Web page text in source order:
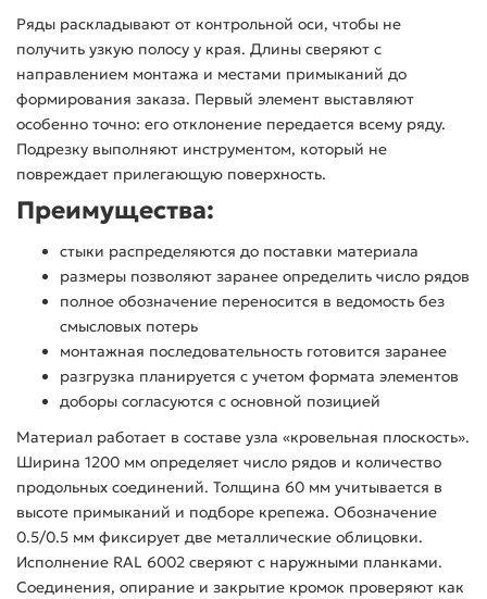
Ряды раскладывают от контрольной оси, чтобы не
получить узкую полосу у края. Длины сверяют с
направлением монтажа и местами примыканий до
формирования заказа. Первый элемент выставляют
особенно точно: его отклонение передается всему ряду.
Подрезку выполняют инструментом, который не
повреждает прилегающую поверхность.
Преимущества:
стыки распределяются до поставки материала
размеры позволяют заранее определить число рядов
полное обозначение переносится в ведомость без
смысловых потерь
монтажная последовательность готовится заранее
разгрузка планируется с учетом формата элементов
доборы согласуются с основной позицией
Материал работает в составе узла «кровельная плоскость».
Ширина 1200 мм определяет число рядов и количество
продольных соединений. Толщина 60 мм учитывается в
высоте примыканий и подборе крепежа. Обозначение
0.5/0.5 мм фиксирует две металлические облицовки.
Исполнение RAL 6002 сверяют с наружными планками.
Соединения, опирание и закрытие кромок проверяют как